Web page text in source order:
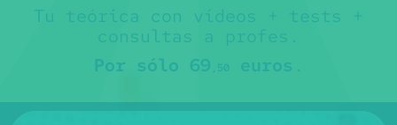
Tu teórica con vídeos + tests +
consultas a profes.
Por sólo 69